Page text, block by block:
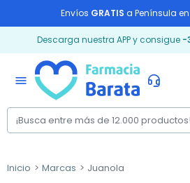
Envíos GRATIS a Península
Descarga nuestra APP y consigue -
menu
Inicio Marcas Juanola